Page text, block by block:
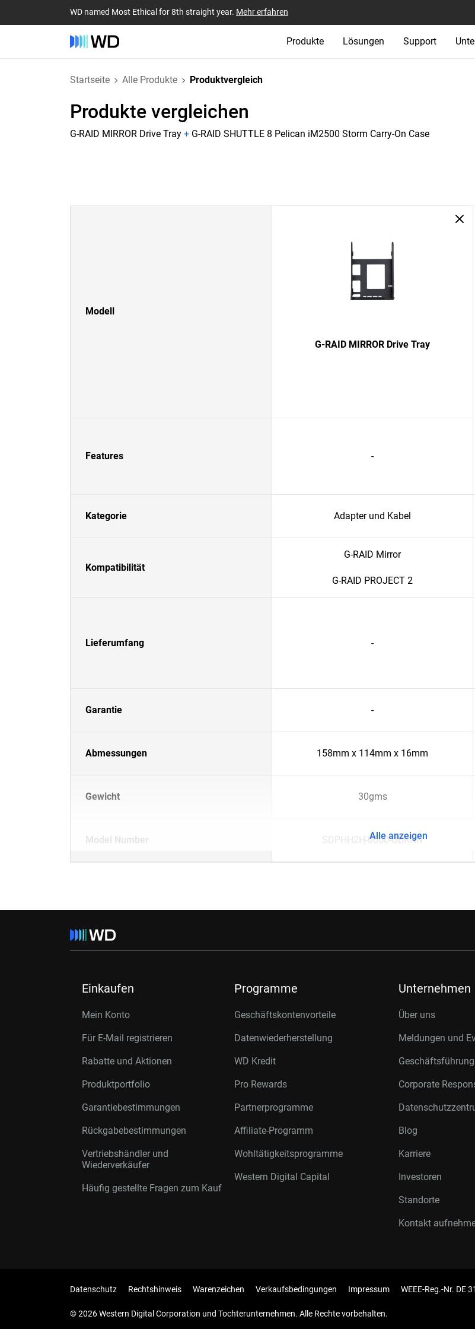
WD named Most Ethical for 8th straight year. Mehr erfahren
Produkte Lösungen Support
Startseite Alle Produkte Produktvergleich
Produkte vergleichen
G-RAID MIRROR Drive Tray + G-RAID SHUTTLE 8 Pelican iM2500 Storm Carry-On Case
Modell
G-RAID MIRROR Drive Tray
Features -
Kategorie Adapter und Kabel
Kompatibilität
G-RAID Mirror
G-RAID PROJECT 2
Lieferumfang -
Garantie -
Abmessungen 158mm x 114mm x 16mm
Gewicht 30gms
Model Number SDPHH2H-0000-GBRNN
Alle anzeigen
Einkaufen
Mein Konto
Für E-Mail registrieren
Rabatte und Aktionen
Produktportfolio
Garantiebestimmungen
Rückgabebestimmungen
Vertriebshändler und
Wiederverkäufer
Häufig gestellte Fragen zum Kauf
Programme
Geschäftskontenvorteile
Datenwiederherstellung
WD Kredit
Pro Rewards
Partnerprogramme
Affiliate-Programm
Wohltätigkeitsprogramme
Western Digital Capital
Unternehmen
Über uns
Meldungen und
Geschäftsführung
Corporate
Blog
Karriere
Investoren
Standorte
Kontakt
Datenschutz Rechtshinweis Warenzeichen Verkaufsbedingungen Impressum WEEE-Reg.-Nr. DE
© 2026 Western Digital Corporation und Tochterunternehmen. Alle Rechte vorbehalten.